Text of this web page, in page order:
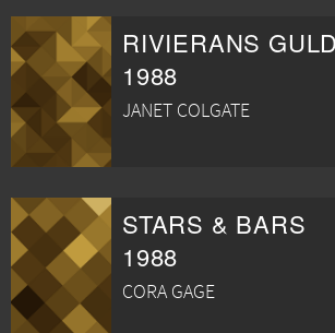
1988
JANET COLGATE
STARS & BARS
1988
CORA GAGE